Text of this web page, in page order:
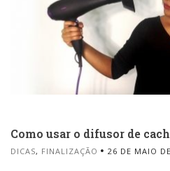
Como usar o difusor de
DICAS, FINALIZAÇÃO 26 DE MAIO